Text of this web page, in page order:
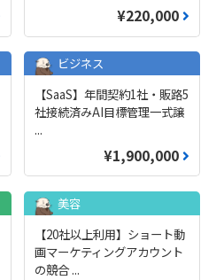
¥220,000
ビジネス
【SaaS】年間契約1社・販路5
社接続済みAI目標管理一式譲
...
¥1,900,000
美容
【20社以上利用】ショート動
画マーケティングアカウント
の競合...